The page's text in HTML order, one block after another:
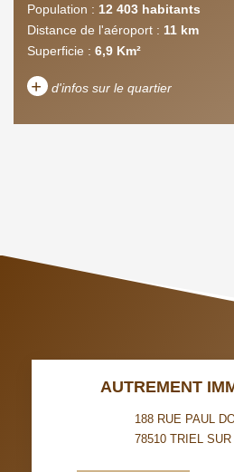
Population : 12 403 habitants
Distance de l'aéroport : 11 km
Superficie : 6,9 Km²
+ d'infos sur le quartier
TAUX DE PROPRIÉTAIRES
AUTREMENT
188 RUE PAUL
78510 TRIEL